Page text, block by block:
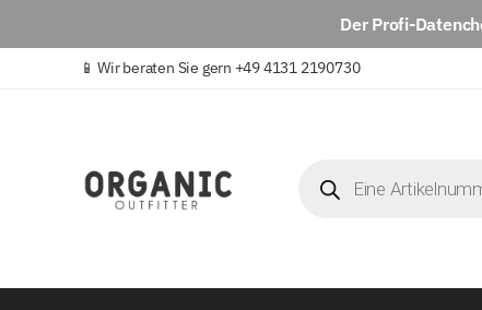
Der Profi-
📱Wir beraten Sie gern +49 4131 2190730